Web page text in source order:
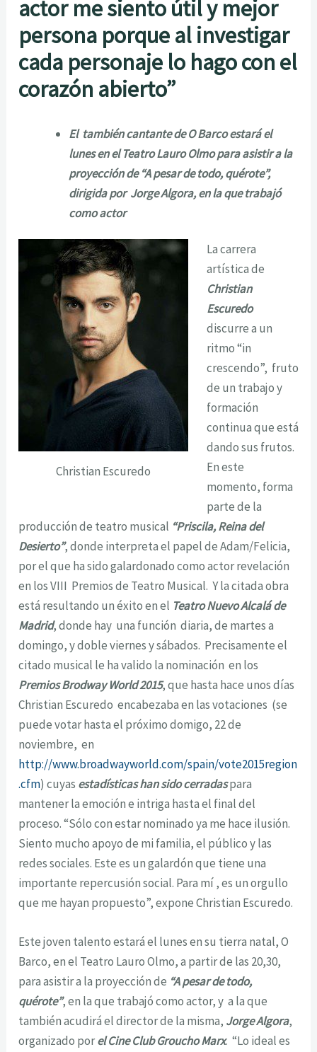
actor me siento útil y mejor
persona porque al investigar
cada personaje lo hago con el
corazón abierto”
El también cantante de O Barco estará el
lunes en el Teatro Lauro Olmo para asistir a la
proyección de “A pesar de todo, quérote”,
dirigida por Jorge Algora, en la que trabajó
como actor
Christian Escuredo
La carrera
artística de
Christian
Escuredo
discurre a un
ritmo “in
crescendo”, fruto
de un trabajo y
formación
continua que está
dando sus frutos.
En este
momento, forma
parte de la
producción de teatro musical “Priscila, Reina del
Desierto”, donde interpreta el papel de Adam/Felicia,
por el que ha sido galardonado como actor revelación
en los VIII Premios de Teatro Musical. Y la citada obra
está resultando un éxito en el Teatro Nuevo Alcalá de
Madrid, donde hay una función diaria, de martes a
domingo, y doble viernes y sábados. Precisamente el
citado musical le ha valido la nominación en los
Premios Brodway World 2015, que hasta hace unos días
Christian Escuredo encabezaba en las votaciones (se
puede votar hasta el próximo domigo, 22 de
noviembre, en
http://www.broadwayworld.com/spain/vote2015region
.cfm) cuyas estadísticas han sido cerradaspara
mantener la emoción e intriga hasta el final del
proceso. “Sólo con estar nominado ya me hace ilusión.
Siento mucho apoyo de mi familia, el público y las
redes sociales. Este es un galardón que tiene una
importante repercusión social. Para mí , es un orgullo
que me hayan propuesto”, expone Christian Escuredo.
Este joven talento estará el lunes en su tierra natal, O
Barco, en el Teatro Lauro Olmo, a partir de las 20,30,
para asistir a la proyección de “A pesar de todo,
quérote”, en la que trabajó como actor, y a la que
también acudirá el director de la misma, Jorge Algora,
organizado porel Cine Club Groucho Marx. “Lo ideal es